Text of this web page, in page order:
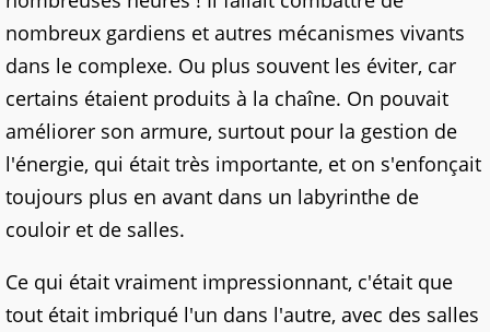
nombreux gardiens et autres mécanismes vivants
dans le complexe. Ou plus souvent les éviter, car
certains étaient produits à la chaîne. On pouvait
améliorer son armure, surtout pour la gestion de
l'énergie, qui était très importante, et on s'enfonçait
toujours plus en avant dans un labyrinthe de
couloir et de salles.
Ce qui était vraiment impressionnant, c'était que
tout était imbriqué l'un dans l'autre, avec des salles